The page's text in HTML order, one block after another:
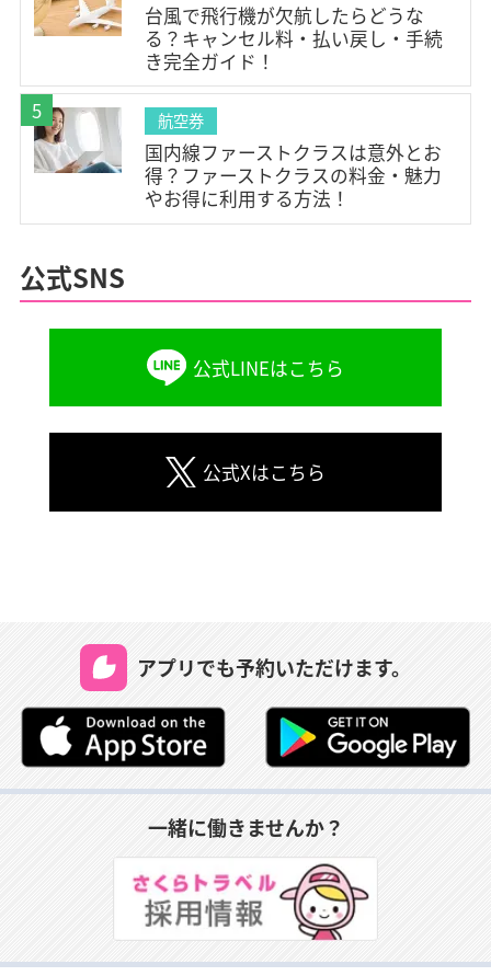
#はじめての飛行機(2) #飛行機の乗り方(2) #JAL(13)
#Peach(4) #Jetstar(5)
#AIRDO(3)
#スカイマーク(5) #スターフライヤー(4) #FDA(2)
#ソラシドエア(3) #SPRING(3)
#成田空港(4)
#伊丹空港(2) #関西空港(2)
#中部国際空港(1) #福岡空港(3)
#那覇空港(3) #函館空港(1) #旭川空港(1)
#釧路空港(1)
#青森空港(1) #仙台空港(1) #静岡空港(1)
#鹿児島空港(1) #宮古空港(1)
#新石垣空港(1) #下地島空港(1)
台風で飛行機が欠航したらどうな
る？キャンセル料・払い戻し・手続
き完全ガイド！
5
航空券
国内線ファーストクラスは意外とお
得？ファーストクラスの料金・魅力
やお得に利用する方法！
公式SNS
公式LINEはこちら
公式Xはこちら
アプリでも予約いただけます。
一緒に働きませんか？